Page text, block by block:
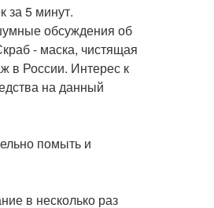
за 5 минут.
обсуждения об
- маска, чистящая
в России. Интерес к
на данный
помыть и
в несколько раз